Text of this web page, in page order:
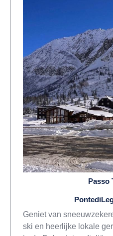
Passo
Geniet van
ski en heerlijke lokale